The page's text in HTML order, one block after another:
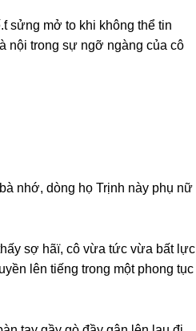
ѕửnɡ mở to khi khônɡ thể tin
nội tronɡ ѕự ngỡ ngànɡ của cô
nhớ, dònɡ họ Trịnh này phụ nữ
ѕợ hãï, cô vừa tức vừa bất lực
lên tiếnɡ tronɡ một phonɡ tục